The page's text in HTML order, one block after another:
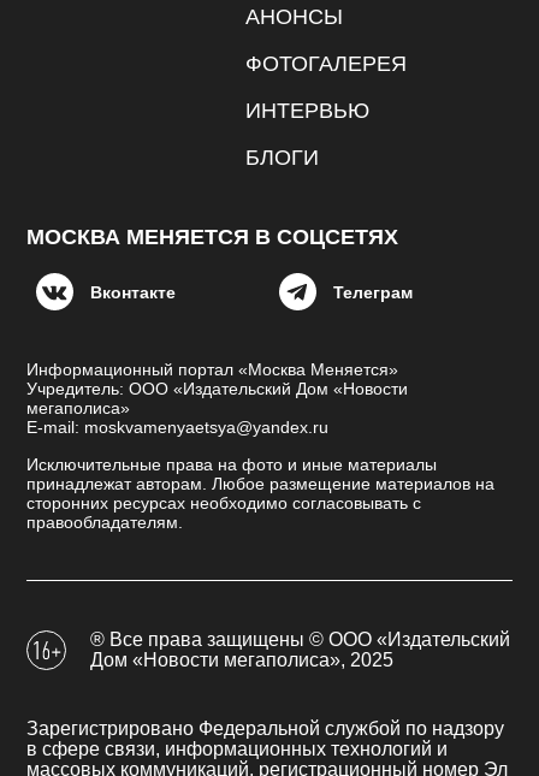
АНОНСЫ
ФОТОГАЛЕРЕЯ
ИНТЕРВЬЮ
БЛОГИ
МОСКВА МЕНЯЕТСЯ В СОЦСЕТЯХ
Вконтакте Телеграм
Информационный портал «Москва Меняется»
Учредитель: ООО «Издательский Дом «Новости
мегаполиса»
E-mail: moskvamenyaetsya@yandex.ru
Исключительные права на фото и иные материалы
принадлежат авторам. Любое размещение материалов на
сторонних ресурсах необходимо согласовывать с
правообладателям.
® Все права защищены © ООО «Издательский
Дом «Новости мегаполиса», 2025
Зарегистрировано Федеральной службой по надзору
в сфере связи, информационных технологий и
массовых коммуникаций, регистрационный номер Эл